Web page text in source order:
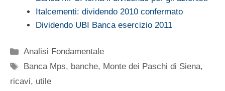
Italcementi: dividendo 2010 confermato
Dividendo UBI Banca esercizio 2011
Categorie
Analisi Fondamentale
Tag
Banca Mps, banche, Monte dei Paschi di Siena,
ricavi, utile